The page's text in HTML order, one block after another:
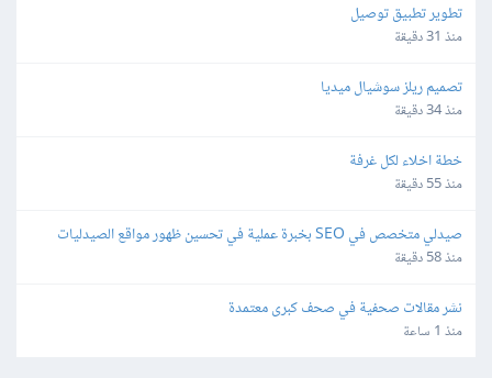
تطوير تطبيق توصيل
منذ 31 دقيقة
تصميم ريلز سوشيال ميديا
منذ 34 دقيقة
خطة اخلاء لكل غرفة
منذ 55 دقيقة
الإلكترونية
منذ 58 دقيقة
نشر مقالات صحفية في صحف كبرى معتمدة
منذ 1 ساعة